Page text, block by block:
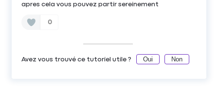
apres cela vous pouvez partir sereinement
0
Avez vous trouvé ce tutoriel utile ? Oui Non